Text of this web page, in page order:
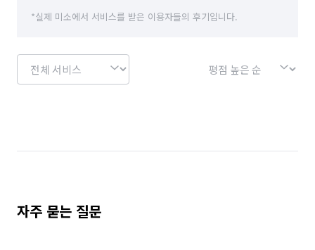
*실제 미소에서 서비스를 받은 이용자들의 후기입니다.
자주 묻는 질문